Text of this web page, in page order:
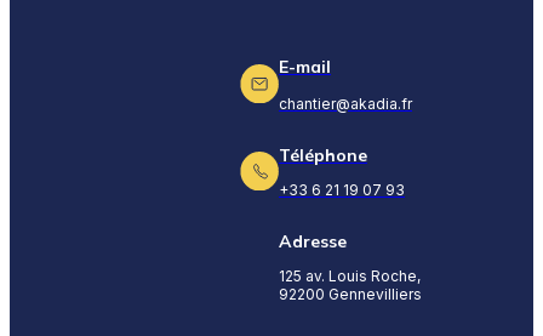
E-mail
chantier@akadia.fr
Téléphone
+33 6 21 19 07 93
Adresse
125 av. Louis Roche,
92200 Gennevilliers